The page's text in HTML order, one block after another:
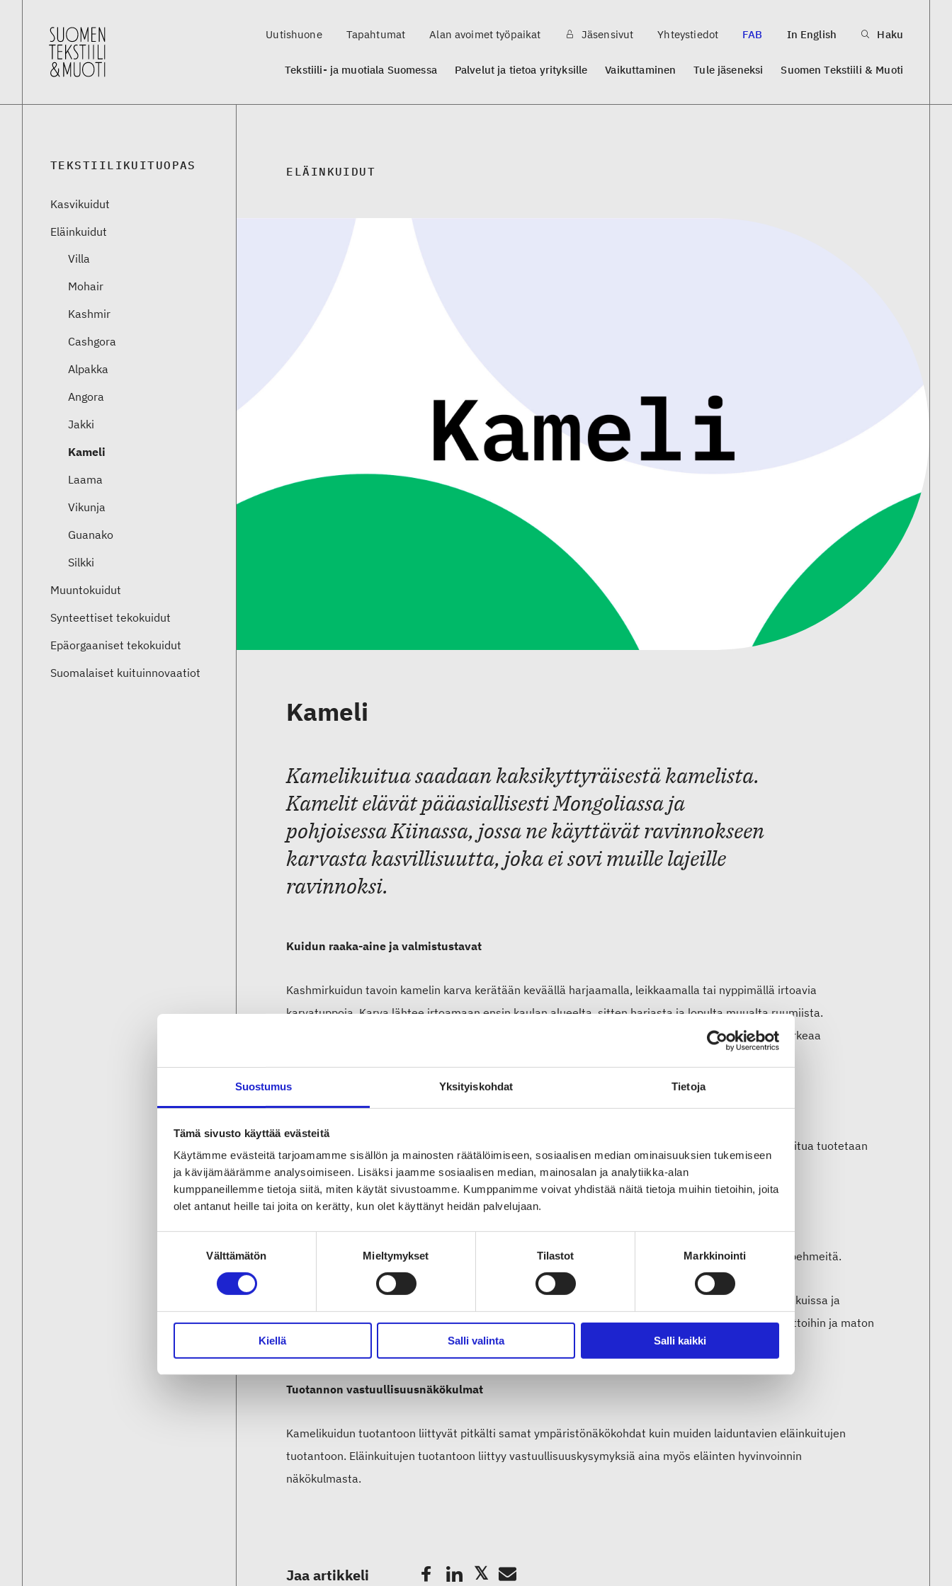
Suostumus Yksityiskohdat Tietoja
Tämä sivusto käyttää evästeitä
Käytämme evästeitä tarjoamamme sisällön ja mainosten räätälöimiseen, sosiaalisen median ominaisuuksien tukemiseen
ja kävijämäärämme analysoimiseen. Lisäksi jaamme sosiaalisen median, mainosalan ja analytiikka-alan
kumppaneillemme tietoja siitä, miten käytät sivustoamme. Kumppanimme voivat yhdistää näitä tietoja muihin tietoihin, joita
olet antanut heille tai joita on kerätty, kun olet käyttänyt heidän palvelujaan.
Välttämätön Mieltymykset Tilastot Markkinointi
Kiellä Salli valinta Salli kaikki
Uutishuone Tapahtumat Alan avoimet työpaikat Jäsensivut Yhteystiedot FAB In English Haku
Tekstiili- ja muotiala Suomessa Palvelut ja tietoa yrityksille Vaikuttaminen Tule jäseneksi Suomen Tekstiili & Muoti
TEKSTIILIKUITUOPAS
Kasvikuidut
Eläinkuidut
Villa
Mohair
Kashmir
Cashgora
Alpakka
Angora
Jakki
Kameli
Laama
Vikunja
Guanako
Silkki
Muuntokuidut
Synteettiset tekokuidut
Epäorgaaniset tekokuidut
Suomalaiset kuituinnovaatiot
ELÄINKUIDUT
Kameli
Kamelikuitua saadaan kaksikyttyräisestä kamelista.
Kamelit elävät pääasiallisesti Mongoliassa ja
pohjoisessa Kiinassa, jossa ne käyttävät ravinnokseen
karvasta kasvillisuutta, joka ei sovi muille lajeille
ravinnoksi.
Kuidun raaka-aine ja valmistustavat
Kashmirkuidun tavoin kamelin karva kerätään keväällä harjaamalla, leikkaamalla tai nyppimällä irtoavia
karvatuppoja. Karva lähtee irtoamaan ensin kaulan alueelta, sitten harjasta ja lopulta muualta ruumiista.
Karvanlähtö kestää kameleilla noin 6–8 viikkoa. Kamelikuituja on kahdenlaista; ulkopinnassa on karkeaa
Kamelikuidun tärkeimmät tuottajamaat ovat Mongolia ja Kiinan pohjoisosa. Näiden lisäksi kamelikuitua tuotetaan
Tiibetissä, Afganistanissa, Iranissa, Venäjällä, Kiinassa, Uudessa-Seelannissa ja Australiassa.
Kuidun ominaisuudet ja käyttökohteet
Kamelikuidun ominaisuudet ovat lähellä villan ominaisuuksia. Kamelista valmistetut tuotteet ovat pehmeitä.
Kamelin pehmeää alusvillaa käytetään pääasiassa vaatetuksessa muun muassa päällystakeissa, jakuissa ja
neuleissa. Karkeampaa peitinkarvaa käytetään teknisiin tarkoituksiin, kuten esimerkiksi köysiin, telttoihin ja maton
taustakankaana.
Tuotannon vastuullisuusnäkökulmat
Kamelikuidun tuotantoon liittyvät pitkälti samat ympäristönäkökohdat kuin muiden laiduntavien eläinkuitujen
tuotantoon. Eläinkuitujen tuotantoon liittyy vastuullisuuskysymyksiä aina myös eläinten hyvinvoinnin
näkökulmasta.
Jaa artikkeli